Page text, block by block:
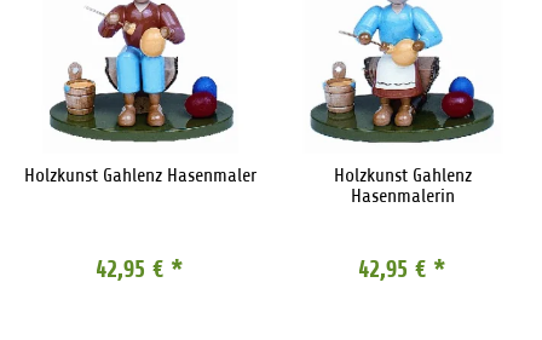
Holzkunst Gahlenz Hasenmaler
42,95 € *
Holzkunst Gahlenz
Hasenmalerin
42,95 € *